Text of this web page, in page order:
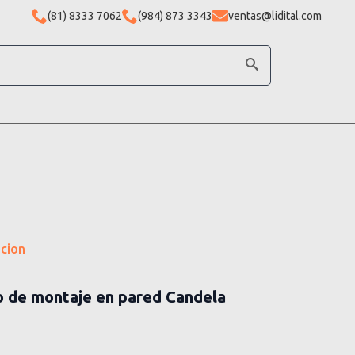
(81) 8333 7062 (984) 873 3343 ventas@lidital.com
montaje en pared Candela